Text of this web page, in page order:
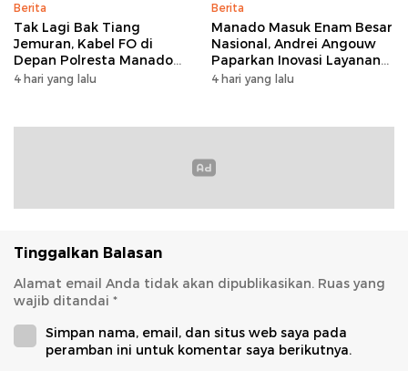
Berita
Tak Lagi Bak Tiang
Jemuran, Kabel FO di
Depan Polresta Manado
Ditata
4 hari yang lalu
Berita
Manado Masuk Enam Besar
Nasional, Andrei Angouw
Paparkan Inovasi Layanan
Investasi di Hadapan Tim
4 hari yang lalu
Tinggalkan Balasan
Alamat email Anda tidak akan dipublikasikan. Ruas yang
wajib ditandai *
Simpan nama, email, dan situs web saya pada
peramban ini untuk komentar saya berikutnya.